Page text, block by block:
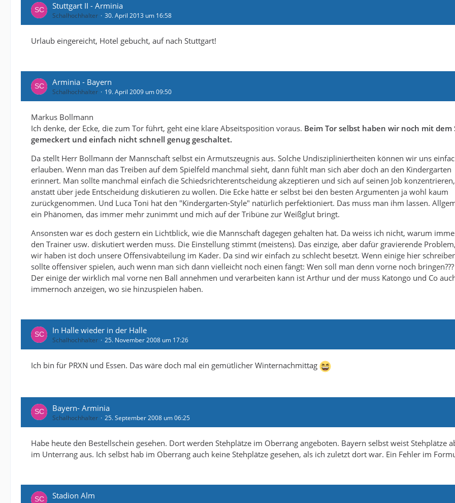
Stuttgart II - Arminia
Schalhochhalter 30. April 2013 um 16:58
Urlaub eingereicht, Hotel gebucht, auf nach Stuttgart!
Arminia - Bayern
Schalhochhalter 19. April 2009 um 09:50
Markus Bollmann
Ich denke, der Ecke, die zum Tor führt, geht eine klare Abseitsposition voraus. Beim Tor selbst haben wir noch mit dem
gemeckert und einfach nicht schnell genug geschaltet.
Da stellt Herr Bollmann der Mannschaft selbst ein Armutszeugnis aus. Solche Undiszipliniertheiten können wir uns
erlauben. Wenn man das Treiben auf dem Spielfeld manchmal sieht, dann fühlt man sich aber doch an den Kindergarten
erinnert. Man sollte manchmal einfach die Schiedsrichterentscheidung akzeptieren und sich auf seinen Job konzentrieren,
anstatt über jede Entscheidung diskutieren zu wollen. Die Ecke hätte er selbst bei den besten Argumenten ja wohl kaum
zurückgenommen. Und Luca Toni hat den "Kindergarten-Style" natürlich perfektioniert. Das muss man ihm lassen.
ein Phänomen, das immer mehr zunimmt und mich auf der Tribüne zur Weißglut bringt.
Ansonsten war es doch gestern ein Lichtblick, wie die Mannschaft dagegen gehalten hat. Da weiss ich nicht, warum
den Trainer usw. diskutiert werden muss. Die Einstellung stimmt (meistens). Das einzige, aber dafür gravierende
wir haben ist doch unsere Offensivabteilung im Kader. Da sind wir einfach zu schlecht besetzt. Wenn einige hier
sollte offensiver spielen, auch wenn man sich dann vielleicht noch einen fängt: Wen soll man denn vorne noch bringen???
Der einige der wirklich mal vorne nen Ball annehmen und verarbeiten kann ist Arthur und der muss Katongo und Co
immernoch anzeigen, wo sie hinzuspielen haben.
In Halle wieder in der Halle
Schalhochhalter 25. November 2008 um 17:26
Ich bin für PRXN und Essen. Das wäre doch mal ein gemütlicher Winternachmittag
Bayern- Arminia
Schalhochhalter 25. September 2008 um 06:25
Habe heute den Bestellschein gesehen. Dort werden Stehplätze im Oberrang angeboten. Bayern selbst weist Stehplätze
im Unterrang aus. Ich selbst hab im Oberrang auch keine Stehplätze gesehen, als ich zuletzt dort war. Ein Fehler im
Stadion Alm